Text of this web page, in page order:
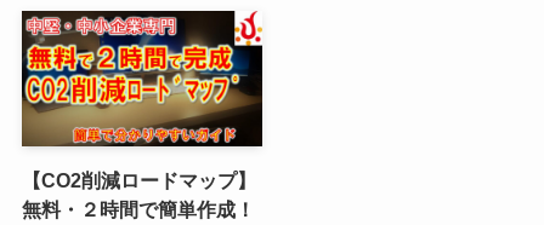
【CO2削減ロードマップ】
無料・２時間で簡単作成！